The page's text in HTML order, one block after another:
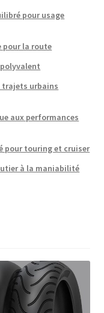
pour usage
pour la route
trajets urbains
aux performances
pour touring et cruiser
à la maniabilité